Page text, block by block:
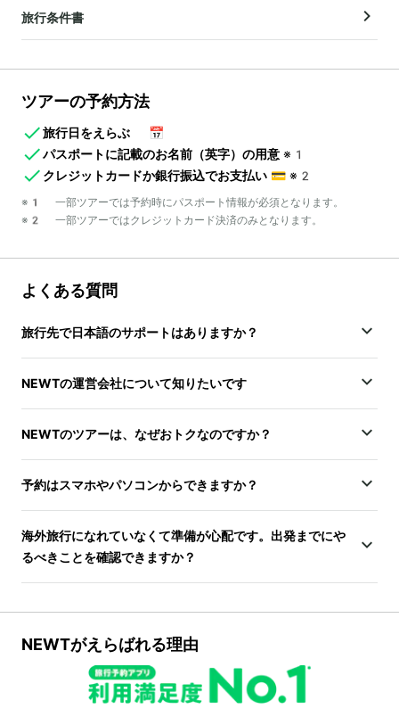
旅行条件書
ツアーの予約方法
旅行日をえらぶ
📅
パスポートに記載のお名前（英字）の用意 ※1
クレジットカードか銀行振込でお支払い 💳 ※2
※1 一部ツアーでは予約時にパスポート情報が必須となります。
※2 一部ツアーではクレジットカード決済のみとなります。
よくある質問
旅行先で日本語のサポートはありますか？
NEWTの運営会社について知りたいです
NEWTのツアーは、なぜおトクなのですか？
予約はスマホやパソコンからできますか？
海外旅行になれていなくて準備が心配です。出発までにや
るべきことを確認できますか？
NEWTがえらばれる理由